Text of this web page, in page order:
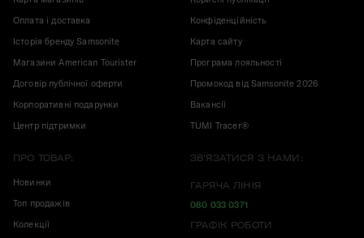
Оплата і доставка
Історія бренду Samsonite
Магазини American Tourister
Договір публічної оферти
Корпоративні подарунки
Центр підтримки
Конфіденційність
Карта сайту
Програма лояльності
Промокод від Samsonite 2026
Вакансії
TUMI Tracer®
ПРО ТОВАР:
Новинки
Топ продажів
Колекції
ЗВ'ЯЗАТИСЯ З НАМИ:
ГАРЯЧА ЛІНІЯ
080 033 0371
ГРАФІК РОБОТИ